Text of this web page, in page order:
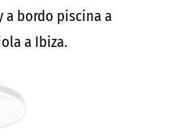
a bordo piscina a
a Ibiza.